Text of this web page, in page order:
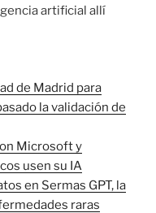
artificial allí
de Madrid para
la validación de
Microsoft y
usen su IA
en Sermas GPT, la
raras